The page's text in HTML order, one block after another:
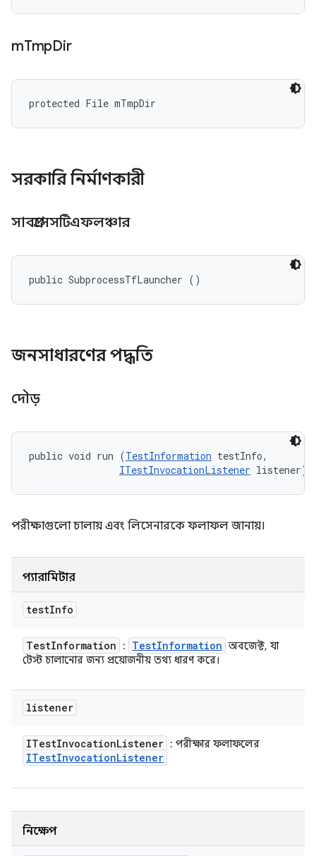
mTmpDir
protected File mTmpDir
সরকারি নির্মাণকারী
সাবপ্রসেসটিএফলঞ্চার
public SubprocessTfLauncher ()
জনসাধারণের পদ্ধতি
দৌড়
public void run (TestInformation testInfo,
ITestInvocationListener listener)
পরীক্ষাগুলো চালায় এবং লিসেনারকে ফলাফল জানায়।
প্যারামিটার
testInfo
TestInformation : TestInformation অবজেক্ট, যা
টেস্ট চালানোর জন্য প্রয়োজনীয় তথ্য ধারণ করে।
listener
ITestInvocationListener : পরীক্ষার ফলাফলের
ITestInvocationListener
নিক্ষেপ